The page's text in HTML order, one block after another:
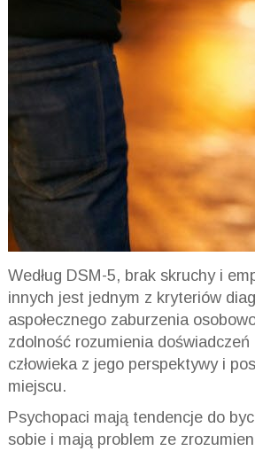
Według DSM -5, brak skruchy i
innych jest jednym z kryteriów
aspołecznego zaburzenia
zdolność rozumienia doświadczeń
człowieka z jego perspektywy i
miejscu.
Psychopaci mają tendencje do
sobie i mają problem ze